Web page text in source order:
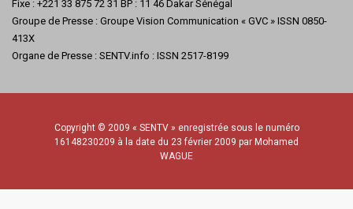
Fixe : +221 33 875 72 31 BP : 11 46 Dakar Sénégal
Groupe de Presse : Groupe Vision Communication « GVC » ISSN 0850-
413X
Organe de Presse : SENTV.info : ISSN 2517-8199
Copyright © 2009 « SENTV » enregistrée sous le numéro
16148230209 à la date du 23 février 2009 par Mohamed
WAGUE